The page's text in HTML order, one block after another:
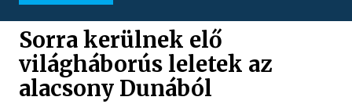
Sorra kerülnek elő
világháborús leletek az
alacsony Dunából